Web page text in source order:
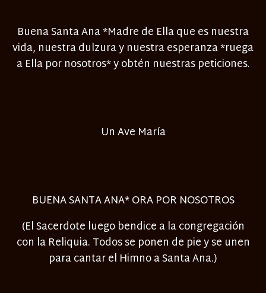
Buena Santa Ana *Madre de Ella que es nuestra
vida, nuestra dulzura y nuestra esperanza *ruega
a Ella por nosotros* y obtén nuestras peticiones.
Un Ave María
BUENA SANTA ANA* ORA POR NOSOTROS
(El Sacerdote luego bendice a la congregación
con la Reliquia. Todos se ponen de pie y se unen
para cantar el Himno a Santa Ana.)